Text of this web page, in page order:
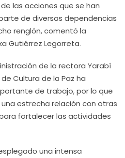
las acciones que se han
de diversas dependencias
renglón, comentó la
Gutiérrez Legorreta.
de la rectora Yarabí
Cultura de la Paz ha
de trabajo, por lo que
estrecha relación con otras
fortalecer las actividades
una intensa